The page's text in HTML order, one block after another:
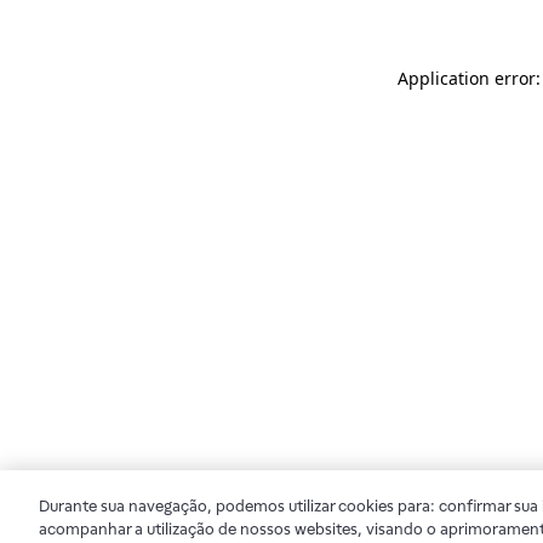
Application
Durante sua navegação, podemos utilizar cookies para: confirmar
acompanhar a utilização de nossos websites, visando o